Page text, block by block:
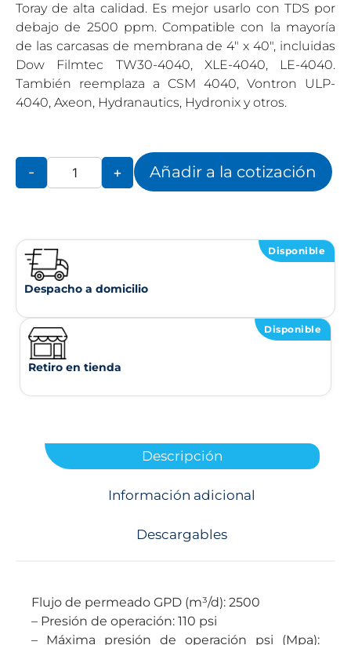
Toray de alta calidad. Es mejor usarlo con TDS por
debajo de 2500 ppm. Compatible con la mayoría
de las carcasas de membrana de 4″ x 40″, incluidas
Dow Filmtec TW30-4040, XLE-4040, LE-4040.
También reemplaza a CSM 4040, Vontron ULP-
4040, Axeon, Hydranautics, Hydronix y otros.
- + Añadir a la cotización
Disponible
Despacho a domicilio
Disponible
Retiro en tienda
Descripción
Información adicional
Descargables
Flujo de permeado GPD (m³/d): 2500
– Presión de operación: 110 psi
– Máxima presión de operación psi (Mpa):